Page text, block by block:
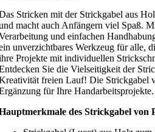
Stricken mit der Strickgabel aus
macht auch Anfängern viel Spaß.
und einfachen
unverzichtbares Werkzeug für alle,
Projekte mit individuellen
Sie die Vielseitigkeit der
freien Lauf! Die Strickgabel
für Ihre Handarbeitsprojekte.
des Strickgabel von